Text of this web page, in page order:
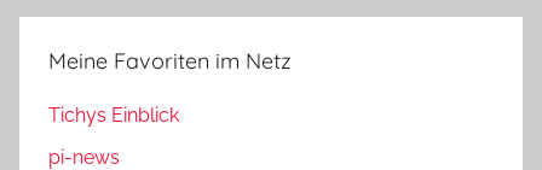
Meine Favoriten im Netz
Tichys Einblick
pi-news